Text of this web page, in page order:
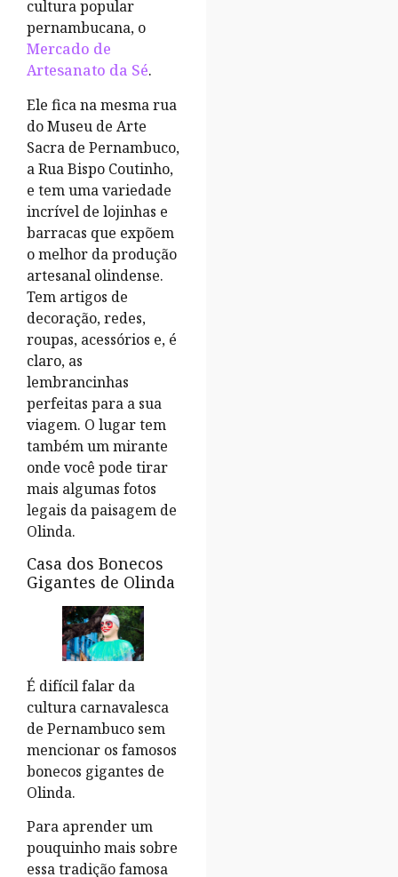
cultura popular
pernambucana, o
Mercado de
Artesanato da Sé.
Ele fica na mesma rua
do Museu de Arte
Sacra de Pernambuco,
a Rua Bispo Coutinho,
e tem uma variedade
incrível de lojinhas e
barracas que expõem
o melhor da produção
artesanal olindense.
Tem artigos de
decoração, redes,
roupas, acessórios e, é
claro, as
lembrancinhas
perfeitas para a sua
viagem. O lugar tem
também um mirante
onde você pode tirar
mais algumas fotos
legais da paisagem de
Olinda.
Casa dos Bonecos
Gigantes de Olinda
É difícil falar da
cultura carnavalesca
de Pernambuco sem
mencionar os famosos
bonecos gigantes de
Olinda.
Para aprender um
pouquinho mais sobre
essa tradição famosa